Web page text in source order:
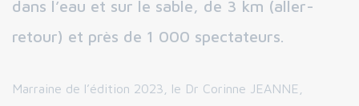
dans l’eau et sur le sable, de 3 km (aller-
retour) et près de 1 000 spectateurs.
Marraine de l’édition 2023, le Dr Corinne JEANNE,